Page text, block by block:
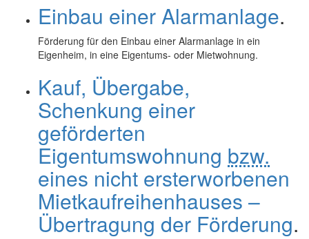
Einbau einer Alarmanlage.
Förderung für den Einbau einer Alarmanlage in ein
Eigenheim, in eine Eigentums- oder Mietwohnung.
Kauf, Übergabe,
Schenkung einer
geförderten
Eigentumswohnung bzw.
eines nicht ersterworbenen
Mietkaufreihenhauses –
Übertragung der Förderung.